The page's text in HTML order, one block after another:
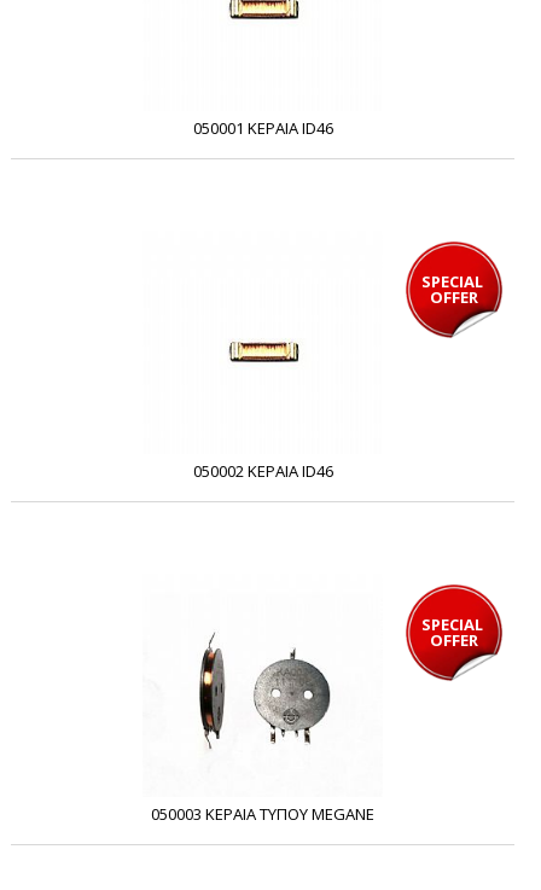
050001 ΚΕΡΑΙΑ ID46
SPECIAL
OFFER
050002 ΚΕΡΑΙΑ ID46
SPECIAL
OFFER
050003 ΚΕΡΑΙΑ ΤΥΠΟΥ MEGANE